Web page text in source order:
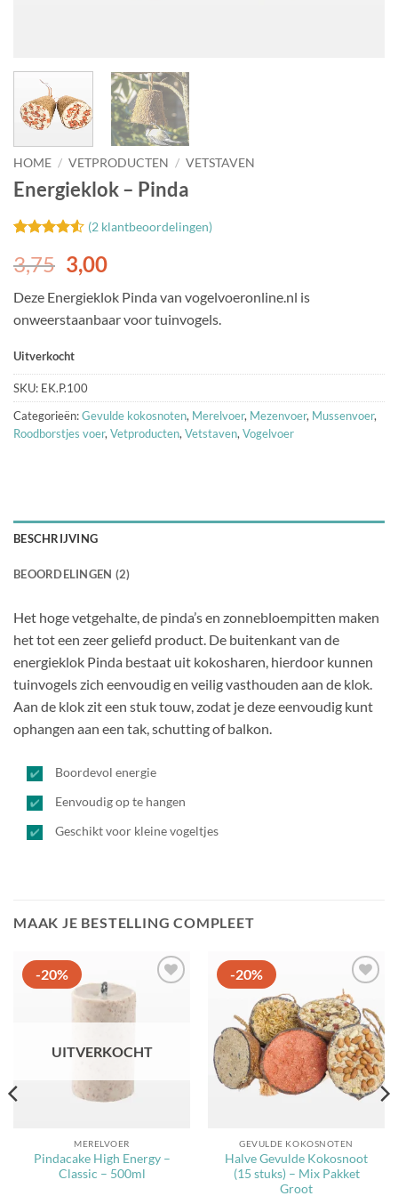
HOME / VETPRODUCTEN / VETSTAVEN
Energieklok – Pinda
4.5 op 5
gebaseerd
op
klant
waarderingen
(2klantbeoordelingen)
3,75 Oorspronkelijke
prijs
was:
3,75.
3,00Huidige
is:
3,00.
Deze Energieklok Pinda van vogelvoeronline.nl is
onweerstaanbaar voor tuinvogels.
Uitverkocht
SKU: EK.P.100
Categorieën:Gevulde kokosnoten, Merelvoer, Mezenvoer, Mussenvoer,
Roodborstjes voer,Vetproducten,Vetstaven,Vogelvoer
BESCHRIJVING
BEOORDELINGEN (2)
Het hoge vetgehalte, de pinda’s en zonnebloempitten maken
het tot een zeer geliefd product. De buitenkant van de
energieklok Pinda bestaat uit kokosharen, hierdoor kunnen
tuinvogels zich eenvoudig en veilig vasthouden aan de klok.
Aan de klok zit een stuk touw, zodat je deze eenvoudig kunt
ophangen aan een tak, schutting of balkon.
Boordevol energie
Eenvoudig op te hangen
Geschikt voor kleine vogeltjes
MAAK JE BESTELLING COMPLEET
-20%
Toevoegen
favorieten
UITVERKOCHT
MERELVOER
Pindacake High Energy –
Classic – 500ml
-20%
Toevoegen
aan
favorieten
GEVULDE KOKOSNOTEN
Halve Gevulde Kokosnoot
(15 stuks) – Mix Pakket
Groot